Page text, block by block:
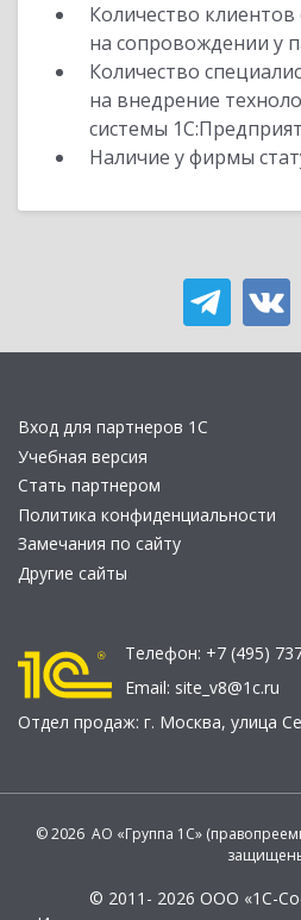
Количество
на сопровождении у
Количество
на внедрение
системы
Наличие у фирмы
Вход для партнеров 1С
Учебная версия
Стать партнером
Политика конфиденциальности
Замечания по сайту
Другие сайты
Телефон: +7 (495)
Email: site_v8@1c.ru
Отдел продаж: г. Москва, улица
© 2026 АО «Группа 1С»
© 2011- 2026 ООО «1С-